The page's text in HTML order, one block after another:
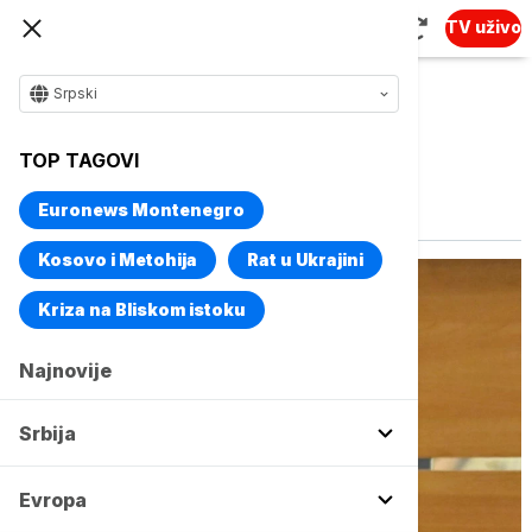
TV uživo
Srpski
TOP TAGOVI
Euronews Montenegro
Kosovo i Metohija Rat u Ukrajini
Kriza na Bliskom istoku
Najnovije
Srbija
Evropa
Vise o temi
Jorgovanka Tabaković